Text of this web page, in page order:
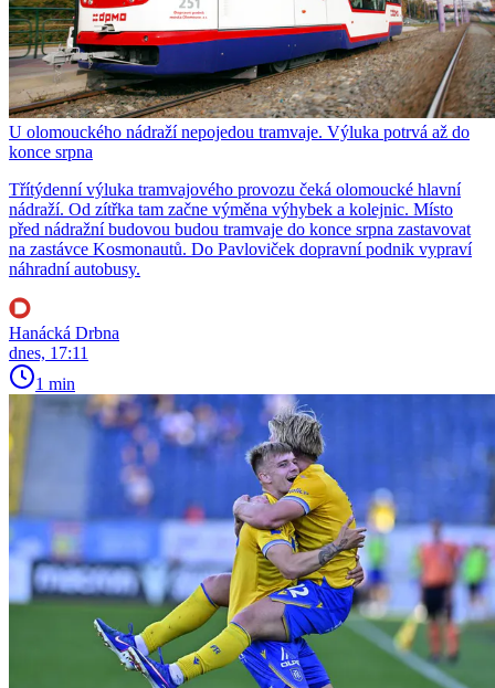
U olomouckého nádraží nepojedou tramvaje. Výluka potrvá až do
konce srpna
Třítýdenní výluka tramvajového provozu čeká olomoucké hlavní
nádraží. Od zítřka tam začne výměna výhybek a kolejnic. Místo
před nádražní budovou budou tramvaje do konce srpna zastavovat
na zastávce Kosmonautů. Do Pavloviček dopravní podnik vypraví
náhradní autobusy.
Hanácká Drbna
dnes, 17:11
1 min